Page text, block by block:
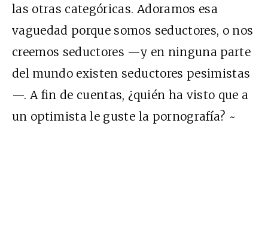
las otras categóricas. Adoramos esa
vaguedad porque somos seductores, o nos
creemos seductores —y en ninguna parte
del mundo existen seductores pesimistas
—. A fin de cuentas, ¿quién ha visto que a
un optimista le guste la pornografía? ~